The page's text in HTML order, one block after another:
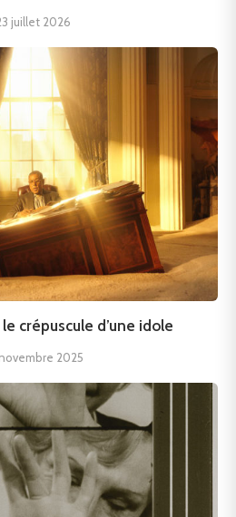
juillet 2026
crépuscule d’une idole
2025